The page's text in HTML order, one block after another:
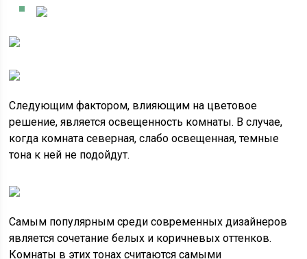
Следующим фактором, влияющим на цветовое
решение, является освещенность комнаты. В случае,
когда комната северная, слабо освещенная, темные
тона к ней не подойдут.
Самым популярным среди современных дизайнеров
является сочетание белых и коричневых оттенков.
Комнаты в этих тонах считаются самыми